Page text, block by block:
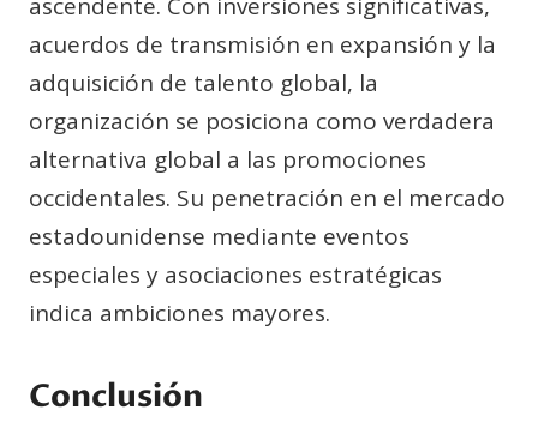
ascendente. Con inversiones significativas,
acuerdos de transmisión en expansión y la
adquisición de talento global, la
organización se posiciona como verdadera
alternativa global a las promociones
occidentales. Su penetración en el mercado
estadounidense mediante eventos
especiales y asociaciones estratégicas
indica ambiciones mayores.
Conclusión